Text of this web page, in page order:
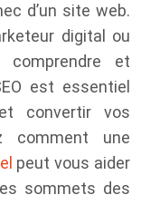
d’un site web.
digital ou
comprendre et
est essentiel
convertir vos
comment une
peut vous aider
sommets des